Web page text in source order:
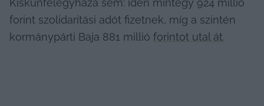
Kiskunfélegyháza sem: idén mintegy 924 millió
forint szolidaritási adót fizetnek, míg a szintén
kormánypárti Baja 881 millió forintot utal át.